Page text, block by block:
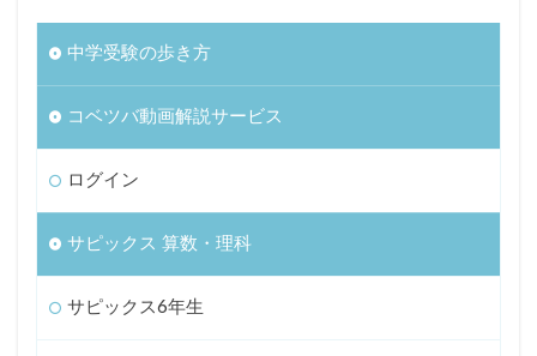
中学受験の歩き方
コベツバ動画解説サービス
ログイン
サピックス 算数・理科
サピックス6年生